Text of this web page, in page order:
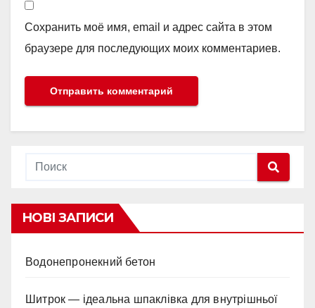
Сохранить моё имя, email и адрес сайта в этом
браузере для последующих моих комментариев.
НОВІ ЗАПИСИ
Водонепронекний бетон
Шитрок — ідеальна шпаклівка для внутрішньої